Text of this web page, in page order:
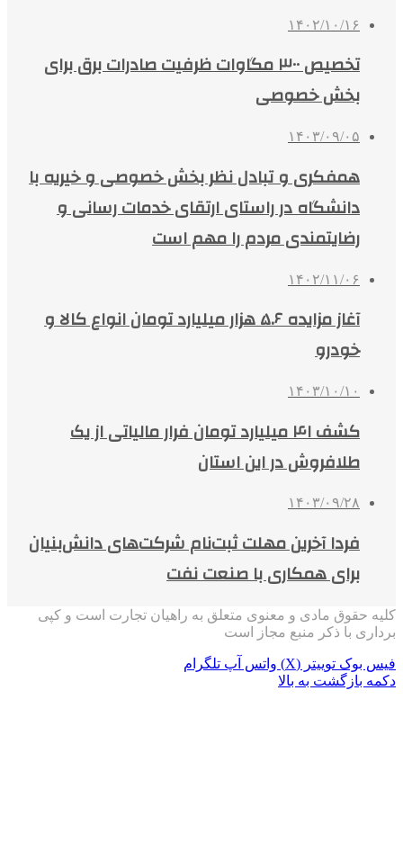
۱۴۰۲/۱۰/۱۶
تخصیص ۳۰۰ مگاوات ظرفیت صادرات برق برای
بخش خصوصی
۱۴۰۳/۰۹/۰۵
همفکری و تبادل نظر بخش خصوصی و خیریه با
دانشگاه در راستای ارتقای خدمات رسانی و
رضایتمندی مردم را مهم است
۱۴۰۲/۱۱/۰۶
آغاز مزایده ۵.۶ هزار میلیارد تومان انواع کالا و
خودرو
۱۴۰۳/۱۰/۱۰
کشف ۴۱ میلیارد تومان فرار مالیاتی از یک
طلافروش در این استان
۱۴۰۳/۰۹/۲۸
فردا آخرین مهلت ثبت‌نام شرکت‌های دانش‌بنیان
برای همکاری با صنعت نفت
کلیه حقوق مادی و معنوی متعلق به راهیان تجارت است و کپی
برداری با ذکر منبع مجاز است
فیس بوک توییتر (X) واتس آپ تلگرام
دکمه بازگشت به بالا